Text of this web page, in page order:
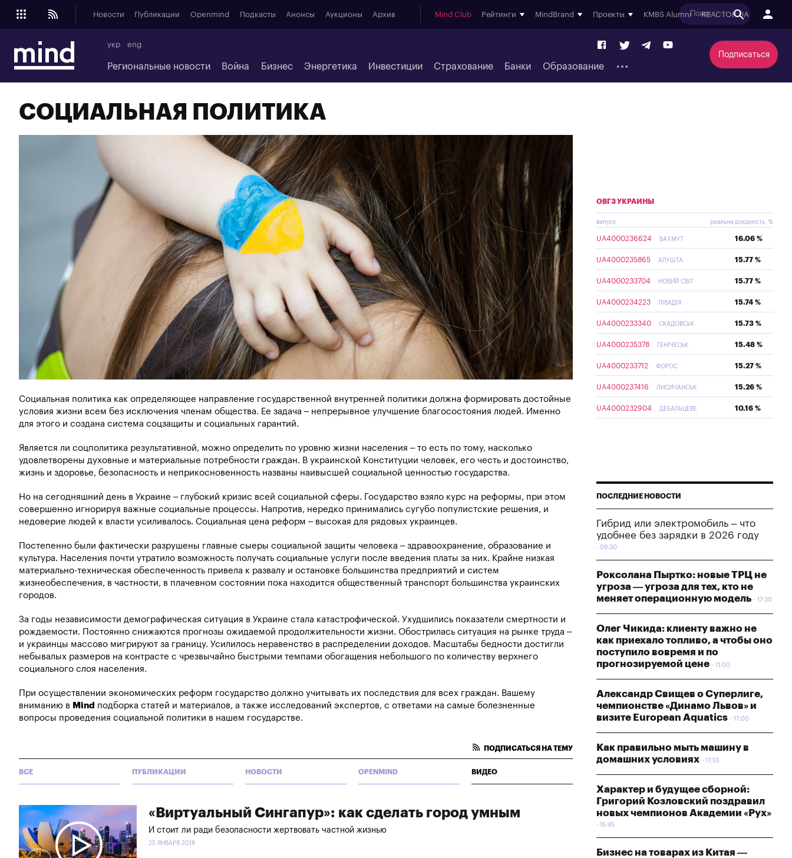
Новости Публикации Openmind Подкасты Анонсы Аукционы Архив Mind Club Рейтинги MindBrand Проекты KMBS Alumni REACTOR.UA
укр eng
Региональные новости Война Бизнес Энергетика Инвестиции Страхование Банки Образование
Подписаться
СОЦИАЛЬНАЯ ПОЛИТИКА
Социальная политика как определяющее направление государственной внутренней политики должна формировать достойные
условия жизни всем без исключения членам общества. Ее задача – непрерывное улучшение благосостояния людей. Именно
для этого и создана система соцзащиты и социальных гарантий.
Является ли соцполитика результативной, можно определить по уровню жизни населения – то есть по тому, насколько
удовлетворены духовные и материальные потребности граждан. В украинской Конституции человек, его честь и достоинство,
жизнь и здоровье, безопасность и неприкосновенность названы наивысшей социальной ценностью государства.
Но на сегодняшний день в Украине – глубокий кризис всей социальной сферы. Государство взяло курс на реформы, при этом
совершенно игнорируя важные социальные процессы. Напротив, нередко принимались сугубо популистские решения, и
недоверие людей к власти усиливалось. Социальная цена реформ – высокая для рядовых украинцев.
Постепенно были фактически разрушены главные сыеры социальной защиты человека – здравоохранение, образование и
культура. Населения почти утратило возможность получать социальные услуги после введения платы за них. Крайне низкая
материально-техническая обеспеченность привела к развалу и остановке большинства предприятий и систем
жизнеобеспечения, в частности, в плачевном состоянии пока находится общественный транспорт большинства украинских
городов.
За годы независимости демографическая ситуация в Украине стала катастрофической. Ухудшились показатели смертности и
рождаемости. Постоянно снижаются прогнозы ожидаемой продолжительности жизни. Обострилась ситуация на рынке труда –
и украинцы массово мигрируют за границу. Усилилось неравенство в распределении доходов. Масштабы бедности достигли
небывалых размеров на контрасте с чрезвычайно быстрыми темпами обогащения небольшого по количеству верхнего
социального слоя населения.
При осуществлении экономических реформ государство должно учитывать их последствия для всех граждан. Вашему
вниманию в Mind подборка статей и материалов, а также исследований экспертов, с ответами на самые болезненные
вопросы проведения социальной политики в нашем государстве.
ПОДПИСАТЬСЯ НА ТЕМУ
ВСЕ ПУБЛИКАЦИИ НОВОСТИ OPENMIND ВИДЕО
«Виртуальный Сингапур»: как сделать город умным
И стоит ли ради безопасности жертвовать частной жизнью
25 ЯНВАРЯ 2018
ОВГЗ УКРАИНЫ
випуск реальна дохідність, %
UA4000236624 БАХМУТ 16.06 %
UA4000235865 АЛУШТА 15.77 %
UA4000233704 НОВИЙ СВІТ 15.77 %
UA4000234223 ЛІВАДІЯ 15.74 %
UA4000233340 СКАДОВСЬК 15.73 %
UA4000235378 ГЕНІЧЕСЬК 15.48 %
UA4000233712 ФОРОС 15.27 %
UA4000237416 ЛИСИЧАНСЬК 15.26 %
UA4000232904 ДЕБАЛЬЦЕВЕ 10.16 %
ПОСЛЕДНИЕ НОВОСТИ
Гибрид или электромобиль – что
удобнее без зарядки в 2026 году
09:30
Роксолана Пыртко: новые ТРЦ не
угроза — угроза для тех, кто не
меняет операционную модель
17:30
Олег Чикида: клиенту важно не
как приехало топливо, а чтобы оно
поступило вовремя и по
прогнозируемой цене
11:00
Александр Свищев о Суперлиге,
чемпионстве «Динамо Львов» и
визите European Aquatics
17:00
Как правильно мыть машину в
домашних условиях
17:55
Характер и будущее сборной:
Григорий Козловский поздравил
новых чемпионов Академии «Рух»
15:45
Бизнес на товарах из Китая —